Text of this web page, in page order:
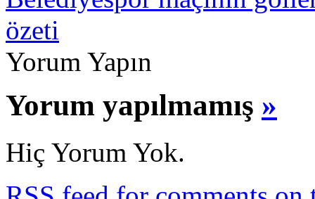
özeti
Yorum Yapın
Yorum yapılmamış »
Hiç Yorum Yok.